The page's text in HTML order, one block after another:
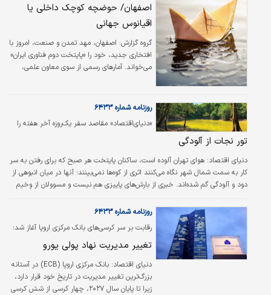
اصفهان/ حوضچه کوچک داخلی یا
اقیانوس جهانی
گروه گزارش: اصفهان، مهد تمدن و صنعت، امروز با
افتخاری جدید، خود را «پایتخت دوم فناوری ایران»
می‌خواند. آمارهای رسمی از سوی معاون علمی،
پس از تهران در رتبه دوم ملی ایستاده است؛ اما
این کمیت چشمگیر، یک پرسش اساسی را پیش
زدن به «اقیانوس بی‌کران» بازارهای جهانی را
خواهند یافت؟ پاسخ به این…
«دنیای‌اقتصاد» مقاصد سفر یک‌روزه آخر هفته را
روزنامه شماره ۶۴۳۳
تور نجات از آلودگی
دنیای اقتصاد: هوای تهران آلوده است،‌ ساکنان پایتخت هر صبح که برای رفتن به سر
کار به سمت شمال شهر نگاه می‌کنند اثری از کوه‌ها نمی‌بینند؛ آنها در میان انبوهی از
دود و آلودگی گم شد‌ه‌اند. خبری از بارش‌های پاییزی هم نیست و مسوولان از وخیم
رقابت بر سر کرسی‌های بانک مرکزی اروپا آغاز شد؛
روزنامه شماره ۶۴۳۳
تغییر مدیریت نهاد پولی یورو
دنیای اقتصاد: بانک مرکزی اروپا (ECB) در آستانه
بزرگ‌ترین تغییر مدیریت در تاریخ خود قرار دارد،
زیرا تا پایان سال ۲۰۲۷، چهار کرسی از شش کرسی